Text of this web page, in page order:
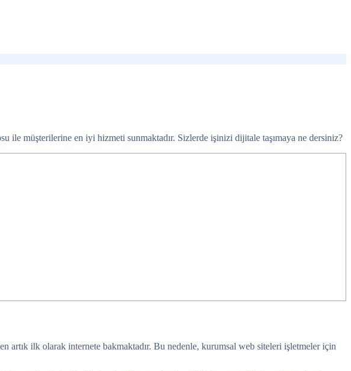
ile müşterilerine en iyi hizmeti sunmaktadır. Sizlerde işinizi dijitale taşımaya ne dersiniz?
artık ilk olarak internete bakmaktadır. Bu nedenle, kurumsal web siteleri işletmeler için